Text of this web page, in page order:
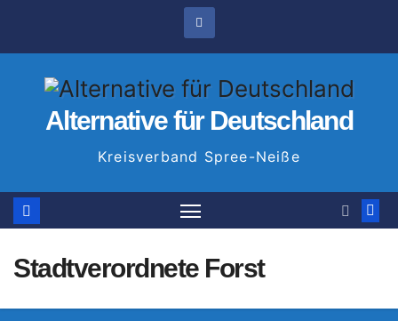
Alternative für Deutschland
Kreisverband Spree-Neiße
Stadtverordnete Forst